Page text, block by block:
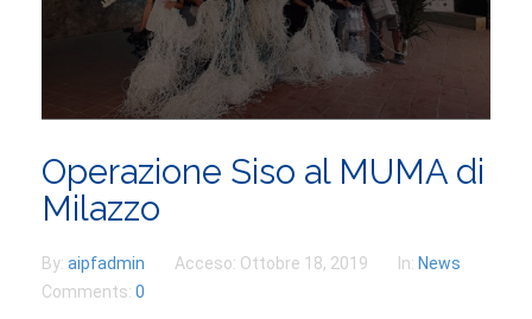
Operazione Siso al MUMA di
Milazzo
By: aipfadmin Acceso: Ottobre 18, 2019 In: News
Comments: 0